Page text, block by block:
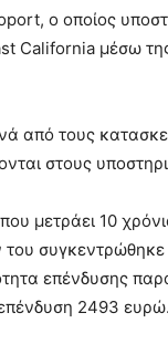
ο οποίος
California μέσω
από τους
στους
μετράει 10
συγκεντρώθηκε
επένδυσης
2493 ευρώ.